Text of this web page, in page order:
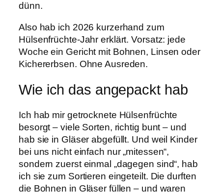
dünn.
Also hab ich 2026 kurzerhand zum
Hülsenfrüchte-Jahr erklärt. Vorsatz: jede
Woche ein Gericht mit Bohnen, Linsen oder
Kichererbsen. Ohne Ausreden.
Wie ich das angepackt hab
Ich hab mir getrocknete Hülsenfrüchte
besorgt – viele Sorten, richtig bunt – und
hab sie in Gläser abgefüllt. Und weil Kinder
bei uns nicht einfach nur „mitessen“,
sondern zuerst einmal „dagegen sind“, hab
ich sie zum Sortieren eingeteilt. Die durften
die Bohnen in Gläser füllen – und waren